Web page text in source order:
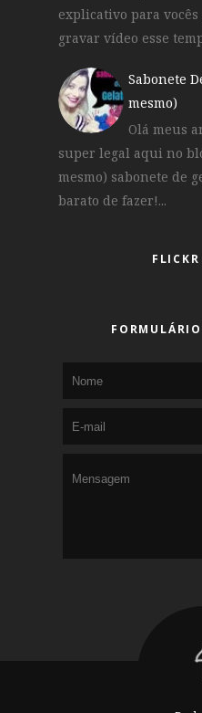
explicativo para
gravar vídeo esse
Sabonete
mesmo)
Olá meus
super legal aqui no
mesmo) sabonete de
barato de fazer!...